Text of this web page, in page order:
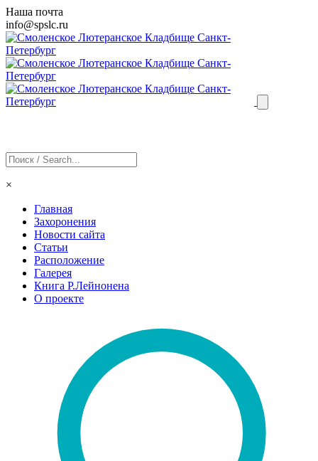
Наша почта
info@spslc.ru
×
Главная
Захоронения
Новости сайта
Статьи
Расположение
Галерея
Книга Р.Лейнонена
О проекте